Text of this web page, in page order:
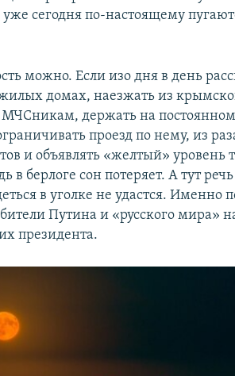
сегодня по-настоящему
можно. Если изо дня в день
домах, наезжать из
держать на постоянном
проезд по нему, из
и объявлять «желтый» уровень
в берлоге сон потеряет. А тут
в уголке не удастся. Именно
Путина и «русского мира»
президента.